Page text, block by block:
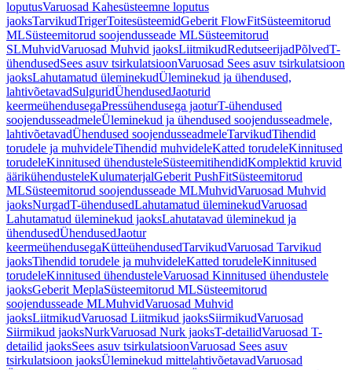
loputusVaruosad Kahesüsteemne loputus
jaoksTarvikudTrigerToitesüsteemidGeberit FlowFitSüsteemitorud
MLSüsteemitorud soojendusseade MLSüsteemitorud
SLMuhvidVaruosad Muhvid jaoksLiitmikudRedutseerijadPõlvedT-
ühendusedSees asuv tsirkulatsioonVaruosad Sees asuv tsirkulatsioon
jaoksLahutamatud üleminekudÜleminekud ja ühendused,
lahtivõetavadSulguridÜhendusedJaoturid
keermeühendusegaPressühendusega jaoturT-ühendused
soojendusseadmeleÜleminekud ja ühendused soojendusseadmele,
lahtivõetavadÜhendused soojendusseadmeleTarvikudTihendid
torudele ja muhvideleTihendid muhvideleKatted torudeleKinnitused
torudeleKinnitused ühendusteleSüsteemitihendidKomplektid kruvid
äärikühendusteleKulumaterjalGeberit PushFitSüsteemitorud
MLSüsteemitorud soojendusseade MLMuhvidVaruosad Muhvid
jaoksNurgadT-ühendusedLahutamatud üleminekudVaruosad
Lahutamatud üleminekud jaoksLahutatavad üleminekud ja
ühendusedÜhendusedJaotur
keermeühendusegaKütteühendusedTarvikudVaruosad Tarvikud
jaoksTihendid torudele ja muhvideleKatted torudeleKinnitused
torudeleKinnitused ühendusteleVaruosad Kinnitused ühendustele
jaoksGeberit MeplaSüsteemitorud MLSüsteemitorud
soojendusseade MLMuhvidVaruosad Muhvid
jaoksLiitmikudVaruosad Liitmikud jaoksSiirmikudVaruosad
Siirmikud jaoksNurkVaruosad Nurk jaoksT-detailidVaruosad T-
detailid jaoksSees asuv tsirkulatsioonVaruosad Sees asuv
tsirkulatsioon jaoksÜleminekud mittelahtivõetavadVaruosad